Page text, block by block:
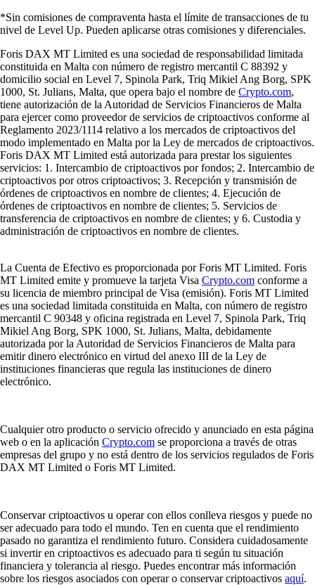
*Sin comisiones de compraventa hasta el límite de transacciones de tu
nivel de Level Up. Pueden aplicarse otras comisiones y diferenciales.
Foris DAX MT Limited es una sociedad de responsabilidad limitada
constituida en Malta con número de registro mercantil C 88392 y
domicilio social en Level 7, Spinola Park, Triq Mikiel Ang Borg, SPK
1000, St. Julians, Malta, que opera bajo el nombre de Crypto.com,
tiene autorización de la Autoridad de Servicios Financieros de Malta
para ejercer como proveedor de servicios de criptoactivos conforme al
Reglamento 2023/1114 relativo a los mercados de criptoactivos del
modo implementado en Malta por la Ley de mercados de criptoactivos.
Foris DAX MT Limited está autorizada para prestar los siguientes
servicios: 1. Intercambio de criptoactivos por fondos; 2. Intercambio de
criptoactivos por otros criptoactivos; 3. Recepción y transmisión de
órdenes de criptoactivos en nombre de clientes; 4. Ejecución de
órdenes de criptoactivos en nombre de clientes; 5. Servicios de
transferencia de criptoactivos en nombre de clientes; y 6. Custodia y
administración de criptoactivos en nombre de clientes.
La Cuenta de Efectivo es proporcionada por Foris MT Limited. Foris
MT Limited emite y promueve la tarjeta Visa Crypto.com conforme a
su licencia de miembro principal de Visa (emisión). Foris MT Limited
es una sociedad limitada constituida en Malta, con número de registro
mercantil C 90348 y oficina registrada en Level 7, Spinola Park, Triq
Mikiel Ang Borg, SPK 1000, St. Julians, Malta, debidamente
autorizada por la Autoridad de Servicios Financieros de Malta para
emitir dinero electrónico en virtud del anexo III de la Ley de
instituciones financieras que regula las instituciones de dinero
electrónico.
Cualquier otro producto o servicio ofrecido y anunciado en esta página
web o en la aplicación Crypto.com se proporciona a través de otras
empresas del grupo y no está dentro de los servicios regulados de Foris
DAX MT Limited o Foris MT Limited.
Conservar criptoactivos u operar con ellos conlleva riesgos y puede no
ser adecuado para todo el mundo. Ten en cuenta que el rendimiento
pasado no garantiza el rendimiento futuro. Considera cuidadosamente
si invertir en criptoactivos es adecuado para ti según tu situación
financiera y tolerancia al riesgo. Puedes encontrar más información
sobre los riesgos asociados con operar o conservar criptoactivos aquí.